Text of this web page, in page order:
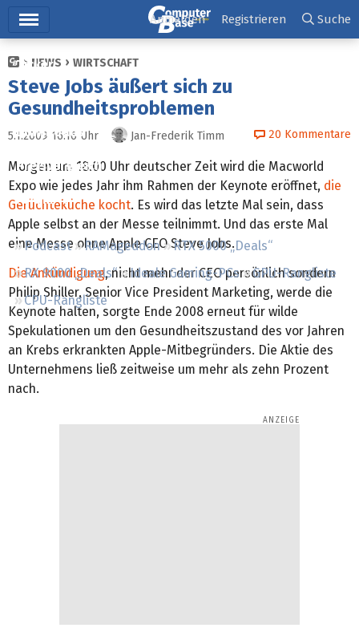
Ticker
Tests
Downloads
Preisvergleich
Forum
Podcast RAMageddon
RTX 5000 „Deals“
RX 9000 „Deals“
Ideale Gaming-PCs
GPU-Rangliste
CPU-Rangliste
Anmelden Registrieren Suche
NEWS WIRTSCHAFT
Steve Jobs äußert sich zu
Gesundheitsproblemen
5.1.2009 16:16 Uhr Jan-Frederik Timm 20 Kommentare
Morgen um 18:00 Uhr deutscher Zeit wird die Macworld
Expo wie jedes Jahr ihm Rahmen der Keynote eröffnet, die
Gerüchteküche kocht. Es wird das letzte Mal sein, dass
Apple selbst an der Messe teilnimmt. Und das erste Mal
eine Messe ohne Apple CEO Steve Jobs.
Die Ankündigung, nicht mehr der CEO persönlich sondern
Philip Shiller, Senior Vice President Marketing, werde die
Keynote halten, sorgte Ende 2008 erneut für wilde
Spekulationen um den Gesundheitszustand des vor Jahren
an Krebs erkrankten Apple-Mitbegründers. Die Aktie des
Unternehmens ließ zeitweise um mehr als zehn Prozent
nach.